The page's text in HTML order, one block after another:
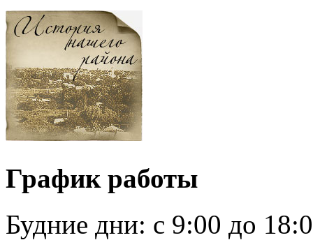
График работы
Будние дни: c 9:00 до